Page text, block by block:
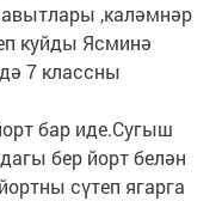
,каләмнәр
куйды Ясминә
7 классны
бар иде.Сугыш
бер йорт белән
сүтеп ягарга